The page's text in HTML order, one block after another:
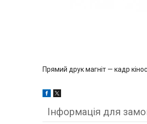
Прямий друк магніт — кадр
Інформація для